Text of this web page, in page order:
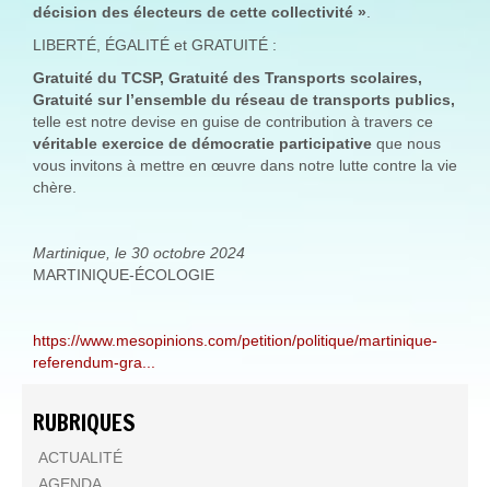
décision des électeurs de cette collectivité »
LIBERTÉ, ÉGALITÉ et GRATUITÉ :
Gratuité du TCSP, Gratuité des Transports scolaires,
Gratuité sur l’ensemble du réseau de transports publics,
telle est notre devise en guise de contribution à travers ce
véritable exercice de démocratie participative que nous
vous invitons à mettre en œuvre dans notre lutte contre la vie
chère.
Martinique, le 30 octobre 2024
MARTINIQUE-ÉCOLOGIE
https://www.mesopinions.com/petition/politique/martinique-
referendum-gra...
RUBRIQUES
ACTUALITÉ
AGENDA